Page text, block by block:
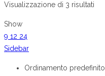
Visualizzazione di 3 risultati
Show
9 12 24
Sidebar
Ordinamento predefinito